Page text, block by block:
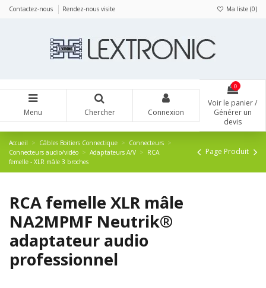
Contactez-nous Rendez-nous visite Ma liste (0)
Menu Chercher Connexion
0
Voir le panier /
Générer un
devis
Accueil Câbles Boitiers Connectique
Connecteurs
Connecteurs audio/vidéo
Adaptateurs A/V
RCA
femelle - XLR mâle 3 broches
Page Produit
RCA femelle XLR mâle
NA2MPMF Neutrik®
adaptateur audio
professionnel
Panneau de gestion des cookies